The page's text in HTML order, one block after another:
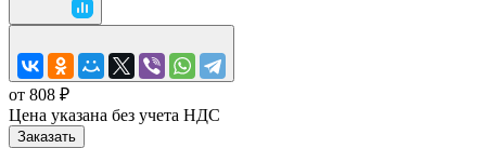
от 808 ₽
Цена указана без учета НДС
Заказать